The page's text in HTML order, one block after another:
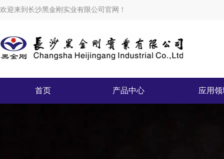
欢迎来到长沙黑金刚实业有限公司官网！
首页 产品中心 应用领